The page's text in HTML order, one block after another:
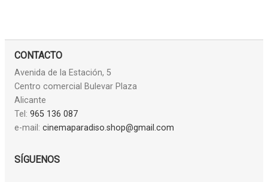
CONTACTO
Avenida de la Estación, 5
Centro comercial Bulevar Plaza
Alicante
Tel: 965 136 087
e-mail: cinemaparadiso.shop@gmail.com
SÍGUENOS